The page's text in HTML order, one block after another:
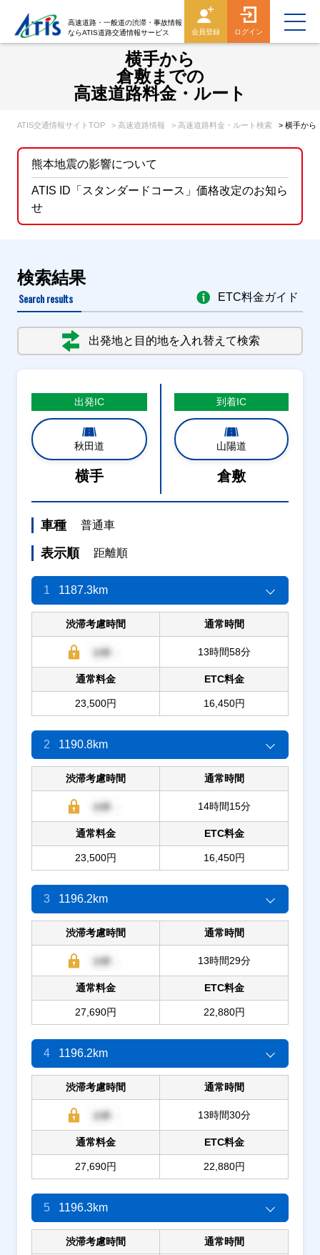
高速道路・一般道の渋滞・事故情報
ならATIS道路交通情報サービス
会員登録 ログイン
横手から
倉敷までの
高速道路料金・ルート
ATIS交通情報サイトTOP > 高速道路情報 > 高速道路料金・ルート検索 > 横手から
熊本地震の影響について
ATIS ID「スタンダードコース」価格改定のお知ら
せ
検索結果
Search results
出発地と目的地を入れ替えて検索
ETC料金ガイド
出発IC
秋田道
横手
到着IC
山陽道
倉敷
車種 普通車
表示順 距離順
1 1187.3km
渋滞考慮時間 通常時間
13時間58分
通常料金
23,500円
ETC料金
16,450円
2 1190.8km
渋滞考慮時間 通常時間
14時間15分
通常料金
23,500円
ETC料金
16,450円
3 1196.2km
渋滞考慮時間 通常時間
13時間29分
通常料金
27,690円
ETC料金
22,880円
4 1196.2km
渋滞考慮時間 通常時間
13時間30分
通常料金
27,690円
ETC料金
22,880円
5 1196.3km
渋滞考慮時間 通常時間